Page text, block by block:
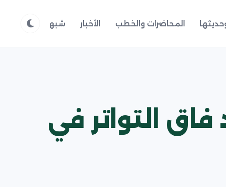
المحاضرات والخطب الأخبار شبهات وردود
التواتر في